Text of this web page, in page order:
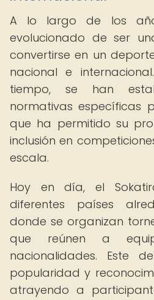
A lo largo de los
evolucionado de ser
convertirse en un
nacional e
tiempo, se han
normativas específicas
que ha permitido su
inclusión en
escala.
Hoy en día, el
diferentes países
donde se organizan
que reúnen a
nacionalidades. Este
popularidad y
atrayendo a